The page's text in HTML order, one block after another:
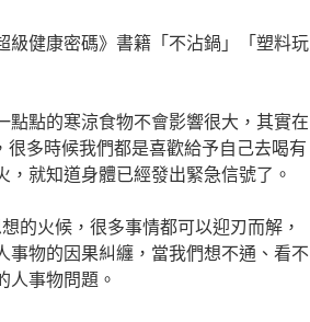
級健康密碼》書籍「不沾鍋」「塑料玩
點點的寒涼食物不會影響很大，其實在
多時候我們都是喜歡給予自己去喝有
就知道身體已經發出緊急信號了。
的火候，很多事情都可以迎刃而解，
事物的因果糾纏，當我們想不通、看不
人事物問題。